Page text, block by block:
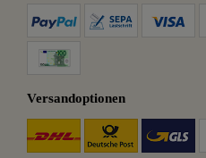
Versandoptionen